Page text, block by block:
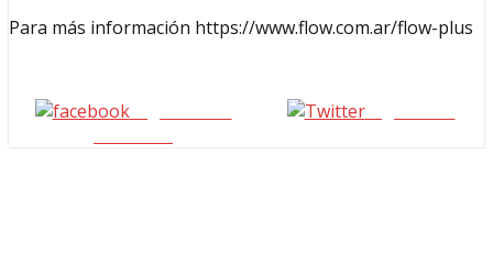
Para más información https://www.flow.com.ar/flow-plus
Seguinos en
seguinos X